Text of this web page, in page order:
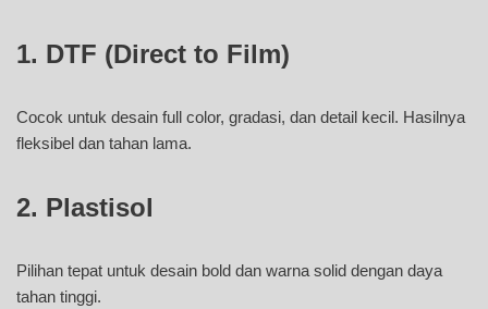
1. DTF (Direct to Film)
Cocok untuk desain full color, gradasi, dan detail kecil. Hasilnya
fleksibel dan tahan lama.
2. Plastisol
Pilihan tepat untuk desain bold dan warna solid dengan daya
tahan tinggi.